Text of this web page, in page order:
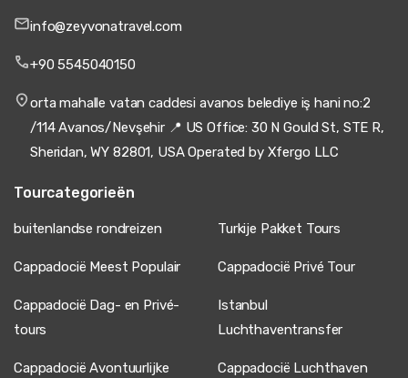
info@zeyvonatravel.com
+90 5545040150
orta mahalle vatan caddesi avanos belediye iş hani no:2
/114 Avanos/Nevşehir 📍 US Office: 30 N Gould St, STE R,
Sheridan, WY 82801, USA Operated by Xfergo LLC
Tourcategorieën
buitenlandse rondreizen Turkije Pakket Tours
Cappadocië Meest Populair Cappadocië Privé Tour
Cappadocië Dag- en Privé-
tours
Istanbul
Luchthaventransfer
Cappadocië Avontuurlijke
Cappadocië Luchthaven